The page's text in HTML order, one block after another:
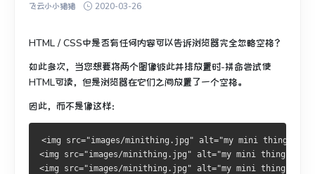
飞云小小猪猪 2020-03-26
HTML / CSS中是否有任何内容可以告诉浏览器完全忽略空格？
如此多次，当您想要将两个图像彼此并排放置时-拼命尝试使
HTML可读，但是浏览器在它们之间放置了一个空格。
因此，而不是像这样：
<img src="images/minithing.jpg" alt="my mini thing" />
<img src="images/minithing.jpg" alt="my mini thing" />
<img src="images/minithing.jpg" alt="my mini thing" />